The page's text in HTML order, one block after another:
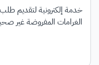
خدمة إلكترونية لتقديم
الغرامات المفروضة غير